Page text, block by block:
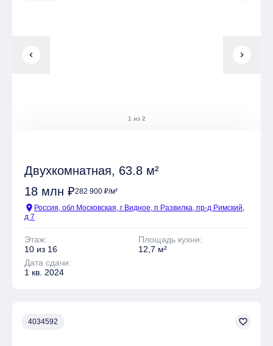
chevron_left chevron_right
1 из 2
Двухкомнатная, 63.8 м²
18 млн ₽282 900 ₽/м²
location_on Россия, обл Московская, г Видное, п Развилка, пр-д Римский,
д 7
Этаж:
10 из 16
Площадь кухни:
12,7 м²
Дата сдачи:
1 кв. 2024
4034592 favorite_border